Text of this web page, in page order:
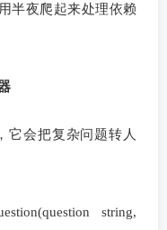
半夜爬起来处理依赖
它会把复杂问题转人
string,